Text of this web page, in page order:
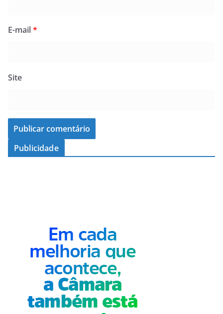
E-mail*
Site
Publicidade